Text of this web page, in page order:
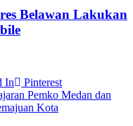
Belawan Lakukan
In Pinterest